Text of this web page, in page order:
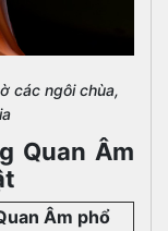
các ngôi chùa,
Quan Âm
Âm phổ